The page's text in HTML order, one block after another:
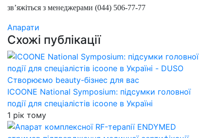
зв’яжіться з менеджерами (044) 506-77-77
Апарати
Схожі публікації
ICOONE National Symposium: підсумки головної
події для спеціалістів icoone в Україні
1 рік тому